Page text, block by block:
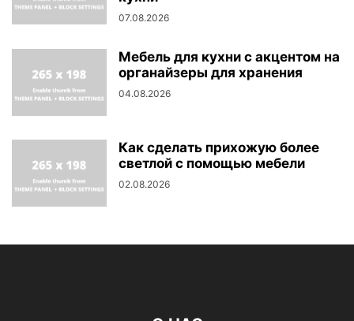
07.08.2026
Мебель для кухни с акцентом на
органайзеры для хранения
04.08.2026
Как сделать прихожую более
светлой с помощью мебели
02.08.2026